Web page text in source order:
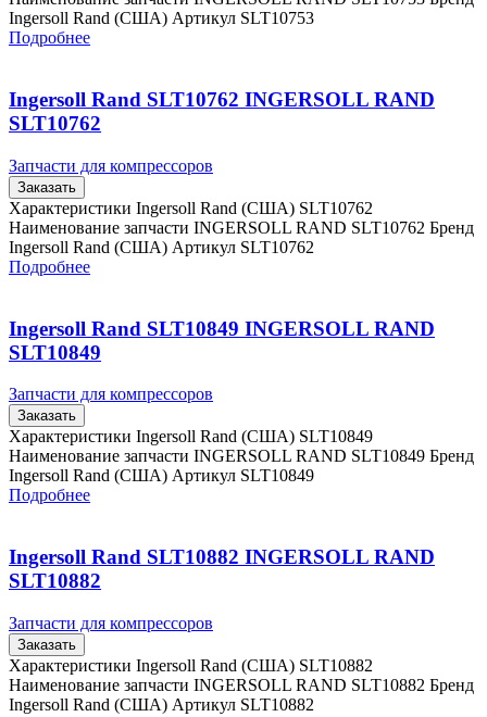
Ingersoll Rand (США) Артикул SLT10753
Подробнее
Ingersoll Rand SLT10762 INGERSOLL RAND
SLT10762
Запчасти для компрессоров
Заказать
Характеристики Ingersoll Rand (США) SLT10762
Наименование запчасти INGERSOLL RAND SLT10762 Бренд
Ingersoll Rand (США) Артикул SLT10762
Подробнее
Ingersoll Rand SLT10849 INGERSOLL RAND
SLT10849
Запчасти для компрессоров
Заказать
Характеристики Ingersoll Rand (США) SLT10849
Наименование запчасти INGERSOLL RAND SLT10849 Бренд
Ingersoll Rand (США) Артикул SLT10849
Подробнее
Ingersoll Rand SLT10882 INGERSOLL RAND
SLT10882
Запчасти для компрессоров
Заказать
Характеристики Ingersoll Rand (США) SLT10882
Наименование запчасти INGERSOLL RAND SLT10882 Бренд
Ingersoll Rand (США) Артикул SLT10882